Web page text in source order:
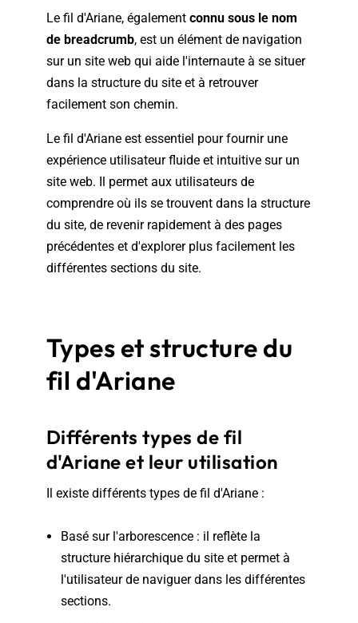
Le fil d'Ariane, également connu sous le nom
de breadcrumb, est un élément de navigation
sur un site web qui aide l'internaute à se situer
dans la structure du site et à retrouver
facilement son chemin.
Le fil d'Ariane est essentiel pour fournir une
expérience utilisateur fluide et intuitive sur un
site web. Il permet aux utilisateurs de
comprendre où ils se trouvent dans la structure
du site, de revenir rapidement à des pages
précédentes et d'explorer plus facilement les
différentes sections du site.
Types et structure du
fil d'Ariane
Différents types de fil
d'Ariane et leur utilisation
Il existe différents types de fil d'Ariane :
Basé sur l'arborescence : il reflète la
structure hiérarchique du site et permet à
l'utilisateur de naviguer dans les différentes
sections.